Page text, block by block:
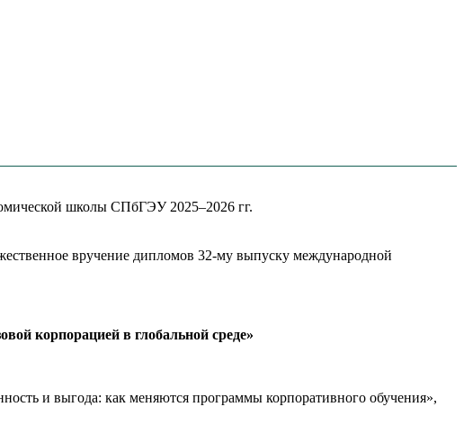
школы СПбГЭУ 2025–2026 гг.
вручение дипломов 32-му выпуску международной
корпорацией в глобальной среде»
и выгода: как меняются программы корпоративного обучения»,